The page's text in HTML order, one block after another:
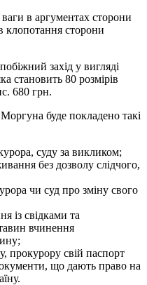
в аргументах сторони
клопотання сторони
захід у вигляді
становить 80 розмірів
680 грн.
буде покладено такі
суду за викликом;
без дозволу слідчого,
чи суд про зміну свого
із свідками та
вчинення
прокурору свій паспорт
що дають право на